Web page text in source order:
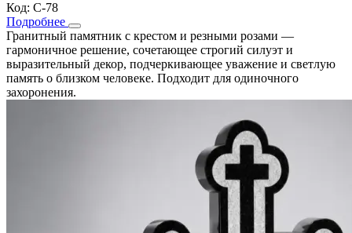
Код: С-78
Подробнее
Гранитный памятник с крестом и резными розами —
гармоничное решение, сочетающее строгий силуэт и
выразительный декор, подчеркивающее уважение и светлую
память о близком человеке. Подходит для одиночного
захоронения.